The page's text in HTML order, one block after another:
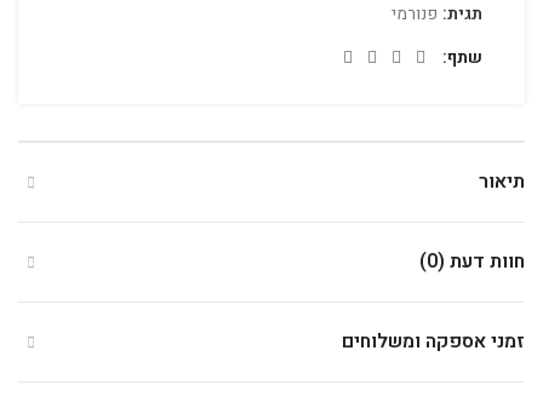
תגית: פנורמי
שתף
תיאור
חוות דעת (0)
זמני אספקה ומשלוחים